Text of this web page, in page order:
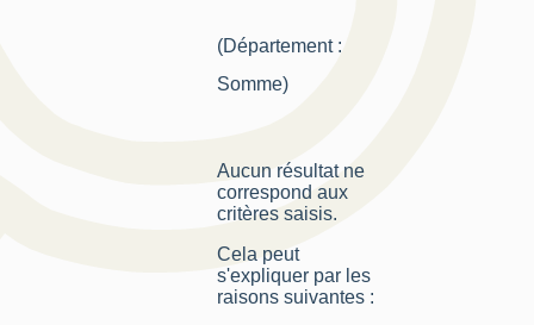
(Département :
Somme)
Aucun résultat ne
correspond aux
critères saisis.
Cela peut
s'expliquer par les
raisons suivantes :